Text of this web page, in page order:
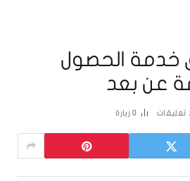
خدمة الحصول
عن بعد
تعليقات 0 زيارة